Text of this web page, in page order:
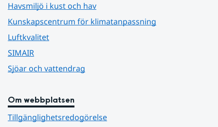
Havsmiljö i kust och hav
Kunskapscentrum för klimatanpassning
Luftkvalitet
SIMAIR
Sjöar och vattendrag
Om webbplatsen
Tillgänglighetsredogörelse